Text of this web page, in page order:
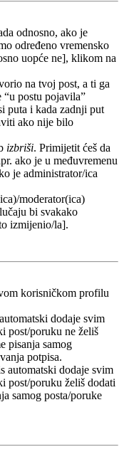
odnosno, ako je
određeno vremensko
uopće ne], klikom na
na tvoj post, a ti ga
“u postu pojavila”
puta i kada zadnji put
ako nije bilo
izbriši. Primijetit ćeš da
ako je u međuvremenu
je administrator/ica
moderator(ica)
bi svakako
izmijenio/la].
korisničkom profilu
dodaje svim
post/poruku ne želiš
pisanja samog
potpisa.
automatski dodaje svim
post/poruku želiš dodati
samog posta/poruke